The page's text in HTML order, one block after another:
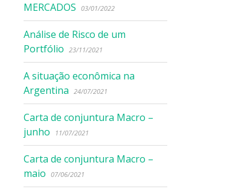
MERCADOS
03/01/2022
Análise de Risco de um
Portfólio
23/11/2021
A situação econômica na
Argentina
24/07/2021
Carta de conjuntura Macro –
junho
11/07/2021
Carta de conjuntura Macro –
maio
07/06/2021